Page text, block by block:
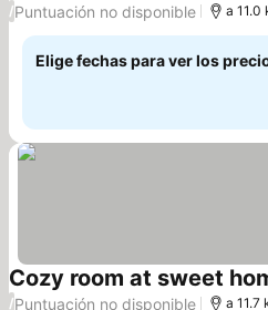
/Puntuación no disponible a 11.0
Elige fechas para ver los
Cozy room at sweet
/Puntuación no disponible a 11.7